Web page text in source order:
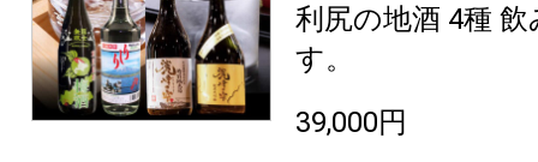
利尻の地酒 4種
す。
39,000円